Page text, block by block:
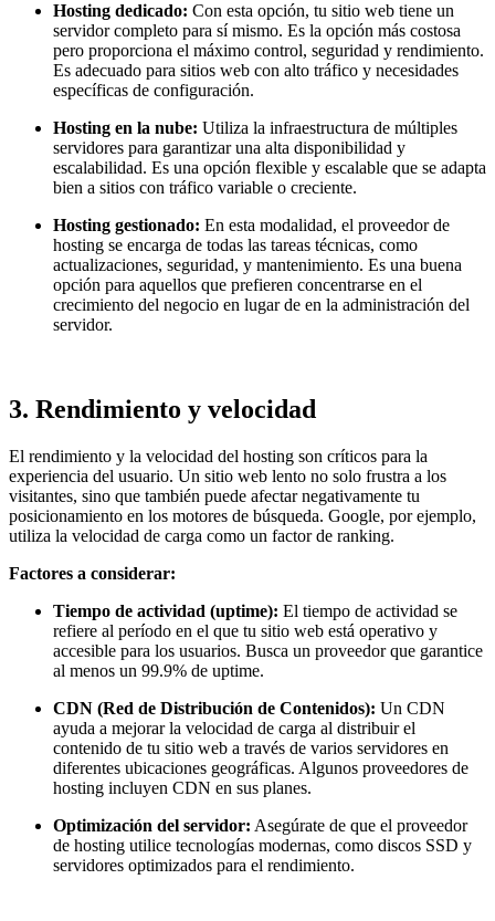
Hosting dedicado: Con esta opción, tu sitio web tiene un
servidor completo para sí mismo. Es la opción más costosa
pero proporciona el máximo control, seguridad y rendimiento.
Es adecuado para sitios web con alto tráfico y necesidades
específicas de configuración.
Hosting en la nube: Utiliza la infraestructura de múltiples
servidores para garantizar una alta disponibilidad y
escalabilidad. Es una opción flexible y escalable que se adapta
bien a sitios con tráfico variable o creciente.
Hosting gestionado: En esta modalidad, el proveedor de
hosting se encarga de todas las tareas técnicas, como
actualizaciones, seguridad, y mantenimiento. Es una buena
opción para aquellos que prefieren concentrarse en el
crecimiento del negocio en lugar de en la administración del
servidor.
3. Rendimiento y velocidad
El rendimiento y la velocidad del hosting son críticos para la
experiencia del usuario. Un sitio web lento no solo frustra a los
visitantes, sino que también puede afectar negativamente tu
posicionamiento en los motores de búsqueda. Google, por ejemplo,
utiliza la velocidad de carga como un factor de ranking.
Factores a considerar:
Tiempo de actividad (uptime): El tiempo de actividad se
refiere al período en el que tu sitio web está operativo y
accesible para los usuarios. Busca un proveedor que garantice
al menos un 99.9% de uptime.
CDN (Red de Distribución de Contenidos): Un CDN
ayuda a mejorar la velocidad de carga al distribuir el
contenido de tu sitio web a través de varios servidores en
diferentes ubicaciones geográficas. Algunos proveedores de
hosting incluyen CDN en sus planes.
Optimización del servidor: Asegúrate de que el proveedor
de hosting utilice tecnologías modernas, como discos SSD y
servidores optimizados para el rendimiento.